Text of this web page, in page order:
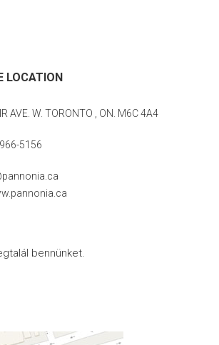
LOCATION
AVE. W. TORONTO , ON. M6C 4A4
5156
bennünket.